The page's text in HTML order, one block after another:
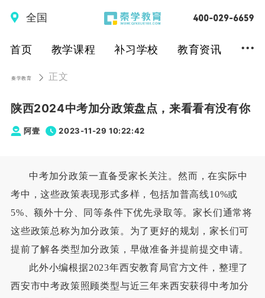
全国
首页 教学课程 补习学校 教育资讯 ...
秦学教育 正文
陕西2024中考加分政策盘点，来看看有没有你
阿壹 2023-11-29 10:22:42
中考加分政策一直备受家长关注。然而，在实际中
考中，这些政策表现形式多样，包括加普高线10%或
5%、额外十分、同等条件下优先录取等。家长们通常将
这些政策总称为加分政策。为了更好的规划，家长们可
提前了解各类型加分政策，早做准备并提前提交申请。
此外小编根据2023年西安教育局官方文件，整理了
西安市中考政策照顾类型与近三年来西安获得中考加分